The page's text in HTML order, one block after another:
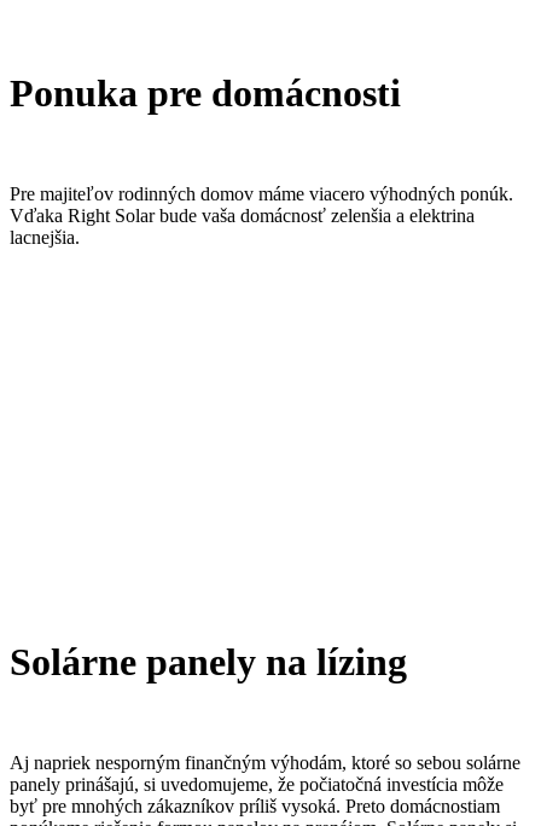
Ponuka pre domácnosti
Pre majiteľov rodinných domov máme viacero výhodných ponúk.
Vďaka Right Solar bude vaša domácnosť zelenšia a elektrina
lacnejšia.
Solárne panely na lízing
Aj napriek nesporným finančným výhodám, ktoré so sebou solárne
panely prinášajú, si uvedomujeme, že počiatočná investícia môže
byť pre mnohých zákazníkov príliš vysoká. Preto domácnostiam